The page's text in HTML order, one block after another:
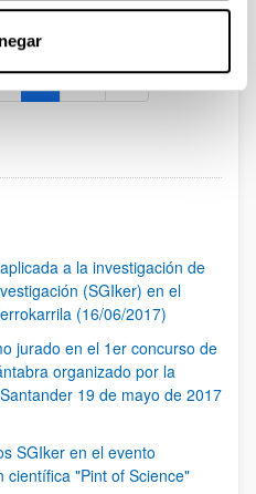
Página
3 ...Páginas intermedias Use TAB
Página
95
a la investigación de
(SGIker) en el
(16/06/2017)
jurado en el 1er concurso de
organizado por la
19 de mayo de 2017
SGIker en el evento
científica "Pint of Science"